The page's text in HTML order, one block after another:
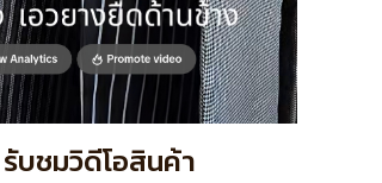
รับชมวิดีโอสินค้า